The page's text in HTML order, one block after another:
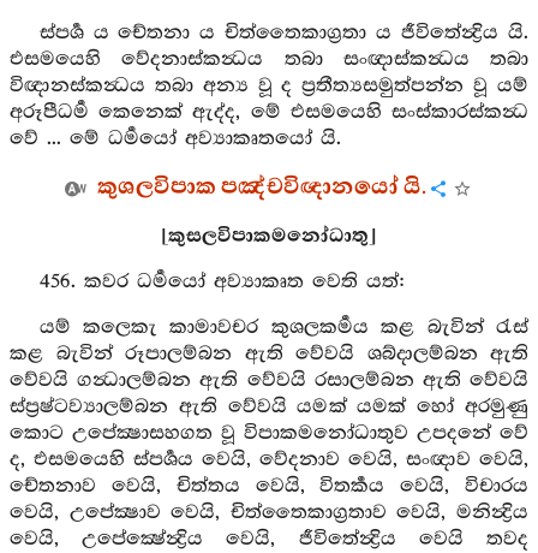
ස්පර්‍ශ ය චේතනා ය චිත්තෛකාග්‍රතා ය ජීවිතේන්‍ද්‍රිය යි.
එසමයෙහි වේදනාස්කන්‍ධය තබා සංඥාස්කන්‍ධය තබා
විඥානස්කන්‍ධය තබා අන්‍ය වූ ද ප්‍රතීත්‍යසමුත්පන්න වූ යම්
අරූපීධර්‍ම කෙනෙක් ඇද්ද, මේ එසමයෙහි සංස්කාරස්කන්‍ධ
වේ ... මේ ධර්‍මයෝ අව්‍යාකෘතයෝ යි.
කුශලවිපාක පඤ්චවිඥානයෝ යි.
[කුසලවිපාකමනෝධාතු]
456. කවර ධර්‍මයෝ අව්‍යාකෘත වෙති යත්:
යම් කලෙකැ කාමාවචර කුශලකර්‍මය කළ බැවින් රැස්
කළ බැවින් රූපාලම්බන ඇති වේවයි ශබ්දාලම්බන ඇති
වේවයි ගන්‍ධාලම්බන ඇති වේවයි රසාලම්බන ඇති වේවයි
ස්ප්‍රෂ්ටව්‍යාලම්බන ඇති වේවයි යමක් යමක් හෝ අරමුණු
කොට උපේක්‍ෂාසහගත වූ විපාකමනෝධාතුව උපදනේ වේ
ද, එසමයෙහි ස්පර්‍ශය වෙයි, වේදනාව වෙයි, සංඥාව වෙයි,
චේතනාව වෙයි, චිත්තය වෙයි, විතර්‍කය වෙයි, විචාරය
වෙයි, උපේක්‍ෂාව වෙයි, චිත්තෛකාග්‍රතාව වෙයි, මනින්‍ද්‍රිය
වෙයි, උපේක්‍ෂේන්‍ද්‍රිය වෙයි, ජීවිතේන්‍ද්‍රිය වෙයි තවද